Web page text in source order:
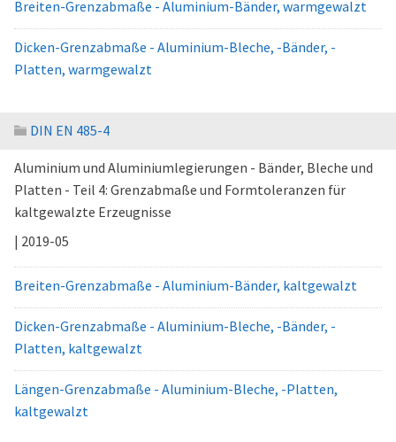
Breiten-Grenzabmaße - Aluminium-Bänder, warmgewalzt
Dicken-Grenzabmaße - Aluminium-Bleche, -Bänder, -
Platten, warmgewalzt
DIN EN 485-4
Aluminium und Aluminiumlegierungen - Bänder, Bleche und
Platten - Teil 4: Grenzabmaße und Formtoleranzen für
kaltgewalzte Erzeugnisse
| 2019-05
Breiten-Grenzabmaße - Aluminium-Bänder, kaltgewalzt
Dicken-Grenzabmaße - Aluminium-Bleche, -Bänder, -
Platten, kaltgewalzt
Längen-Grenzabmaße - Aluminium-Bleche, -Platten,
kaltgewalzt